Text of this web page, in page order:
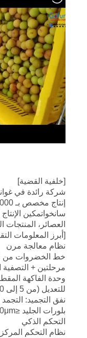
اتصل
أخبار
حالات
خريطة
الموقع
سياسة
الخصوصية
[خلفية القضية]
شركة رائدة في
سانخواتمكين
العصائر، المنتجات
[أبرز المعلومات
نظام معالجة مرن
خط الخضروات من
مرحلتين + التصفية
وحدة الفاكهة
للتعديل (من 5 إلى 20 مم)
بلورات الجليد ≤50μm)
التحكم الذكي